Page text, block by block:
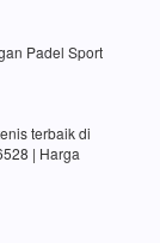
Padel Sport
terbaik di
| Harga